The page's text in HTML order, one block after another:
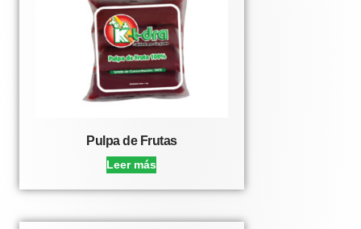
Pulpa de Frutas
Leer más